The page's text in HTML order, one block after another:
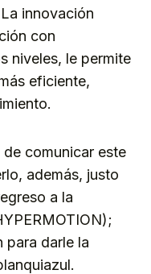
innovación
con
niveles, le permite
eficiente,
comunicar este
además, justo
a la
para darle la